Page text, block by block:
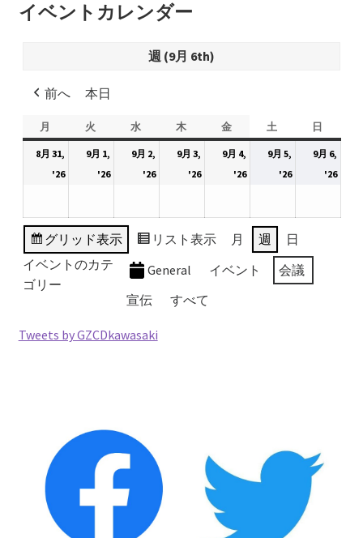
南海トラフ巨大地震でも原発は大丈夫と言う人々
2025.9.30 市民エネルギーと地域主権
2026.5.3 原発を止めた町
2026.5.6 テレビと原発報道の60年
他サイト
問合せ・メルマガ
イベントカレンダー
週 (9月 6th)
前へ 本日
月
曜
日
火
曜
日
水
曜
日
木
曜
日
金
曜
日
土
曜
日
日
曜
日
8月 31,
'262026
8
月
31
日
9月 1,
'262026
9
月
1
9月 2,
'262026
9
月
日
9月 3,
'262026
9
月
日
9月 4,
'262026
9
月
4
日
9月 5,
'262026
9
月
5
日
9月 6,
'262026
9
グリッド表示 リスト 表示 月 週
日
イベントのカテ
ゴリー
General イベント
会議
宣伝
すべて
Tweets by GZCDkawasaki